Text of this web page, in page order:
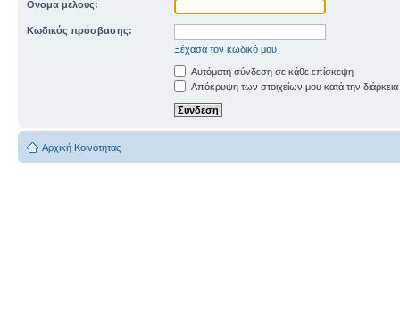
Ονομα μελους:
Κωδικός πρόσβασης:
Ξέχασα τον κωδικό μου
Αυτόματη σύνδεση σε κάθε επίσκεψη
Απόκρυψη των στοιχείων μου κατά την
Αρχική Κοινότητας